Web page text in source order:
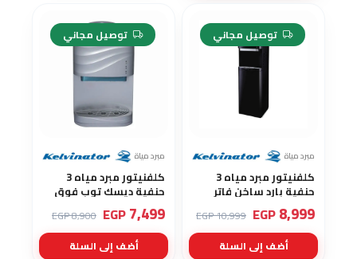
-18%
توصيل مجاني
مبرد مياة
كلفنيتور مبرد مياه 3
حنفية بارد ساخن فاتر
بالثلاجة لون اسود
YL1631S
8,999
EGP
10,999 EGP
أضف إلى السلة
-15%
توصيل مجاني
مبرد مياة
كلفنيتور مبرد مياه 3
حنفية ديسك توب فوق
الرخامة بارد ساخن فاتر
لون سيلفر YL1631T
7,499
EGP
8,900 EGP
أضف إلى السلة